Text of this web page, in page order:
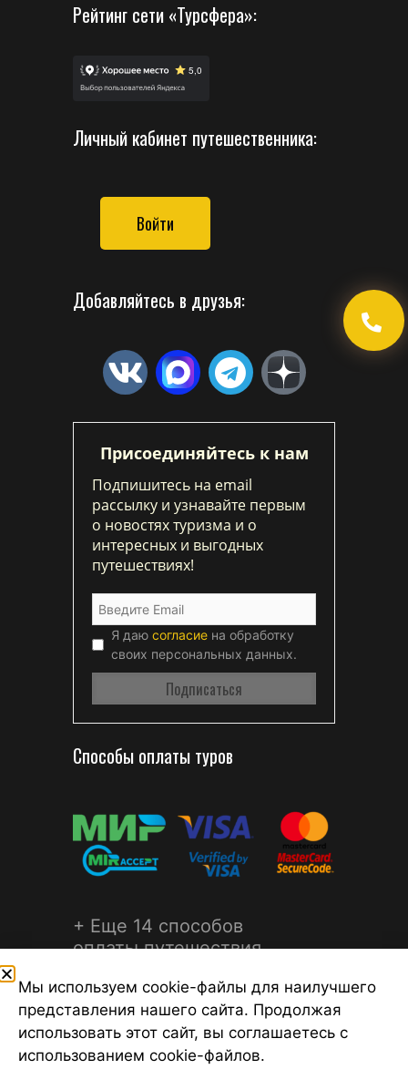
Рейтинг сети «Турсфера»:
Личный кабинет путешественника:
Войти
Добавляйтесь в друзья:
Присоединяйтесь к нам
Подпишитесь на email
рассылку и узнавайте первым
о новостях туризма и о
интересных и выгодных
путешествиях!
Я даю согласие на обработку
своих персональных данных.
Способы оплаты туров
+ Еще 14 способов
оплаты путешествия
©2026 Турагентство Турсфера - Поиск туров от надежных
Мы используем cookie-файлы для наилучшего
представления нашего сайта. Продолжая
использовать этот сайт, вы соглашаетесь с
использованием cookie-файлов.